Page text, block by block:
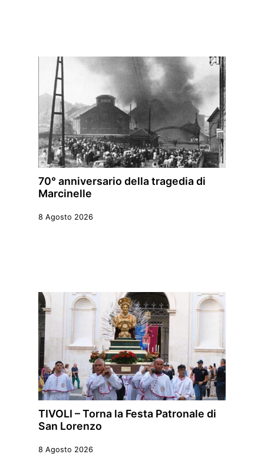
70° anniversario della tragedia di
Marcinelle
8 Agosto 2026
TIVOLI – Torna la Festa Patronale di
San Lorenzo
8 Agosto 2026